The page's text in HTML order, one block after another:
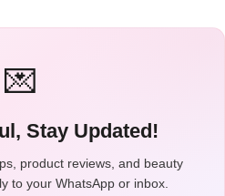
💌
Stay Updated!
product reviews, and beauty
to your WhatsApp or inbox.